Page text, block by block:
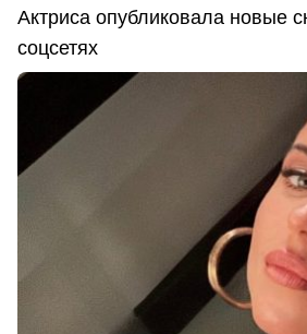
Актриса опубликовала новые
соцсетях